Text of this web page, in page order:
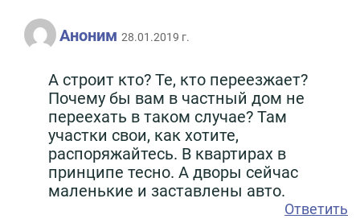
Аноним 28.01.2019 г.
А строит кто? Те, кто переезжает?
Почему бы вам в частный дом не
переехать в таком случае? Там
участки свои, как хотите,
распоряжайтесь. В квартирах в
принципе тесно. А дворы сейчас
маленькие и заставлены авто.
Ответить